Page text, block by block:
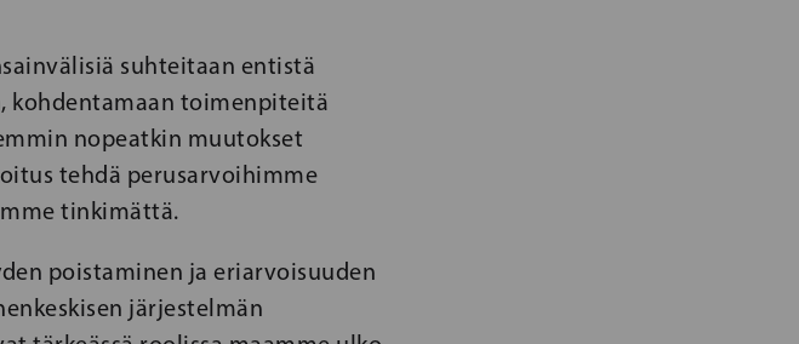
suhteitaan entistä
kohdentamaan toimenpiteitä
nopeatkin muutokset
tehdä perusarvoihimme
tinkimättä.
poistaminen ja eriarvoisuuden
järjestelmän